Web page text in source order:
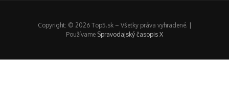
Copyright: © 2026 Top5.sk – Všetky práva vyhradené. |
Používame Spravodajský časopis X